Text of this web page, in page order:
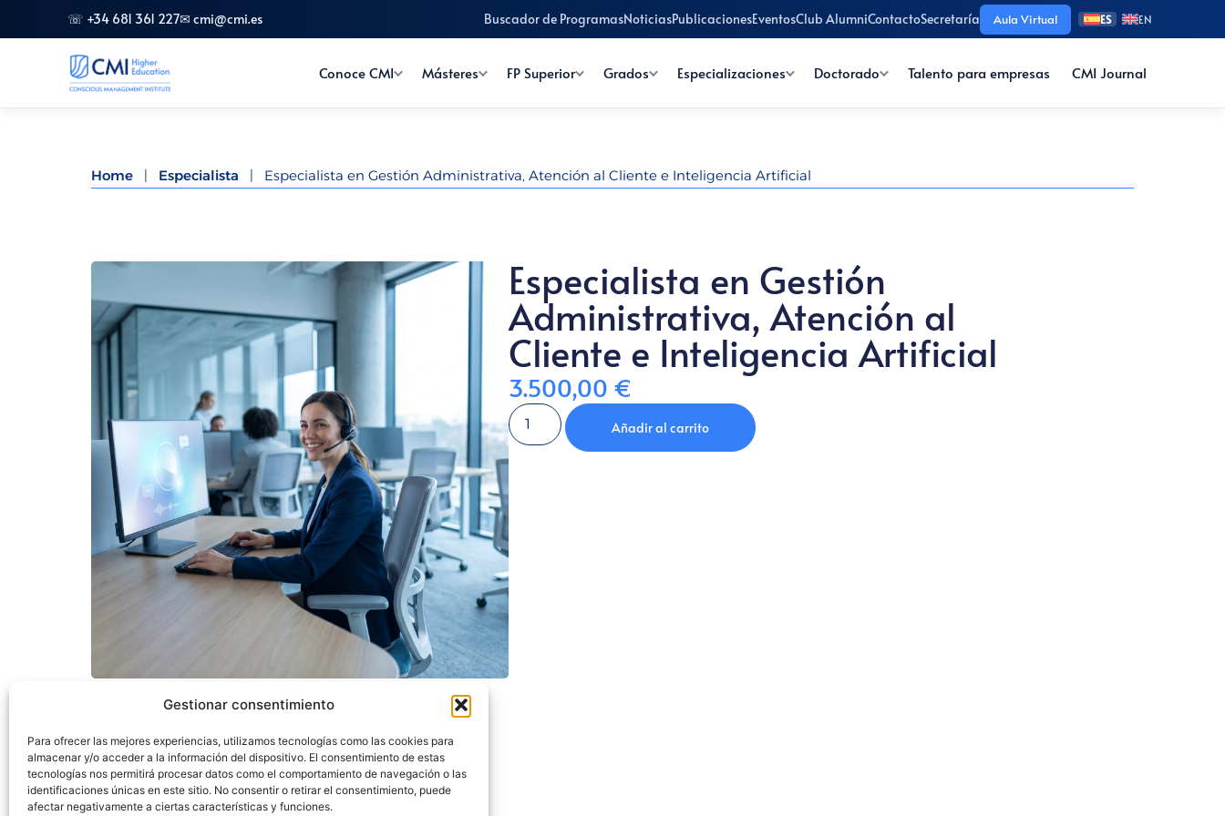
Gestionar consentimiento
Para ofrecer las mejores experiencias, utilizamos tecnologías como las cookies para
almacenar y/o acceder a la información del dispositivo. El consentimiento de estas
tecnologías nos permitirá procesar datos como el comportamiento de navegación o las
identificaciones únicas en este sitio. No consentir o retirar el consentimiento, puede
afectar negativamente a ciertas características y funciones.
☏ +34 681 361 227✉ cmi@cmi.es Buscador de ProgramasNoticiasPublicacionesEventosClub AlumniContactoSecretaría Aula Virtual ES EN
Conoce CMI Másteres FP Superior Grados Especializaciones Doctorado Talento para empresas CMI Journal
Home | Especialista | Especialista en Gestión Administrativa, Atención al Cliente e Inteligencia Artificial
Especialista en Gestión
Administrativa, Atención al
Cliente e Inteligencia Artificial
3.500,00 €
Añadir al carrito